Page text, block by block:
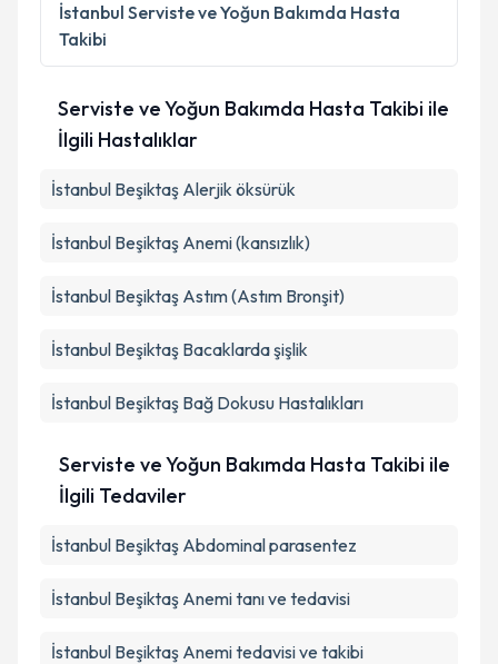
İstanbul Serviste ve Yoğun Bakımda Hasta
Takibi
Serviste ve Yoğun Bakımda Hasta Takibi ile
İlgili Hastalıklar
İstanbul Beşiktaş Alerjik öksürük
İstanbul Beşiktaş Anemi (kansızlık)
İstanbul Beşiktaş Astım (Astım Bronşit)
İstanbul Beşiktaş Bacaklarda şişlik
İstanbul Beşiktaş Bağ Dokusu Hastalıkları
Serviste ve Yoğun Bakımda Hasta Takibi ile
İlgili Tedaviler
İstanbul Beşiktaş Abdominal parasentez
İstanbul Beşiktaş Anemi tanı ve tedavisi
İstanbul Beşiktaş Anemi tedavisi ve takibi